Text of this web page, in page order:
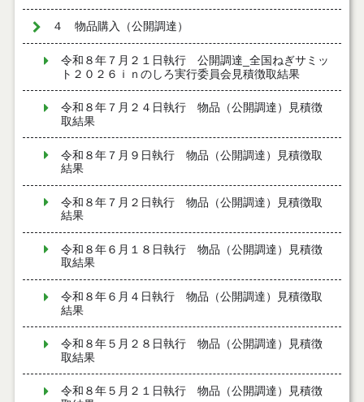
４ 物品購入（公開調達）
令和８年７月２１日執行 公開調達_全国ねぎサミッ
ト２０２６ｉｎのしろ実行委員会見積徴取結果
令和８年７月２４日執行 物品（公開調達）見積徴
取結果
令和８年７月９日執行 物品（公開調達）見積徴取
結果
令和８年７月２日執行 物品（公開調達）見積徴取
結果
令和８年６月１８日執行 物品（公開調達）見積徴
取結果
令和８年６月４日執行 物品（公開調達）見積徴取
結果
令和８年５月２８日執行 物品（公開調達）見積徴
取結果
令和８年５月２１日執行 物品（公開調達）見積徴